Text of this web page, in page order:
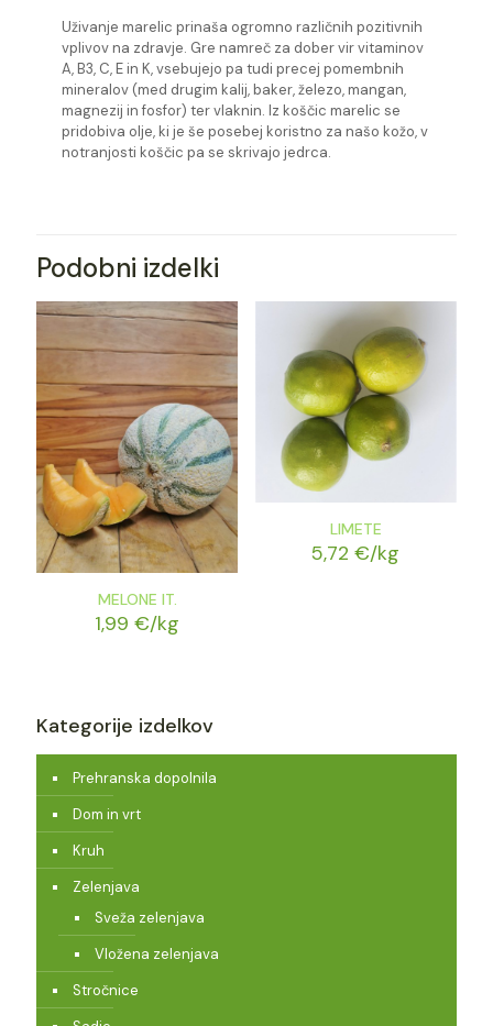
Uživanje marelic prinaša ogromno različnih pozitivnih
vplivov na zdravje. Gre namreč za dober vir vitaminov
A, B3, C, E in K, vsebujejo pa tudi precej pomembnih
mineralov (med drugim kalij, baker, železo, mangan,
magnezij in fosfor) ter vlaknin. Iz koščic marelic se
pridobiva olje, ki je še posebej koristno za našo kožo, v
notranjosti koščic pa se skrivajo jedrca.
Podobni izdelki
MELONE IT.
1,99€/kg
LIMETE
5,72€/kg
Kategorije izdelkov
Prehranska dopolnila
Dom in vrt
Kruh
Zelenjava
Sveža zelenjava
Vložena zelenjava
Stročnice